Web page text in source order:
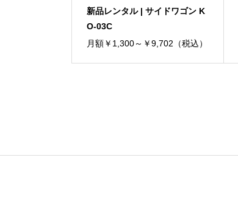
新品レンタル | サイドワゴン K
O-03C
月額￥1,300～￥9,702（税込）